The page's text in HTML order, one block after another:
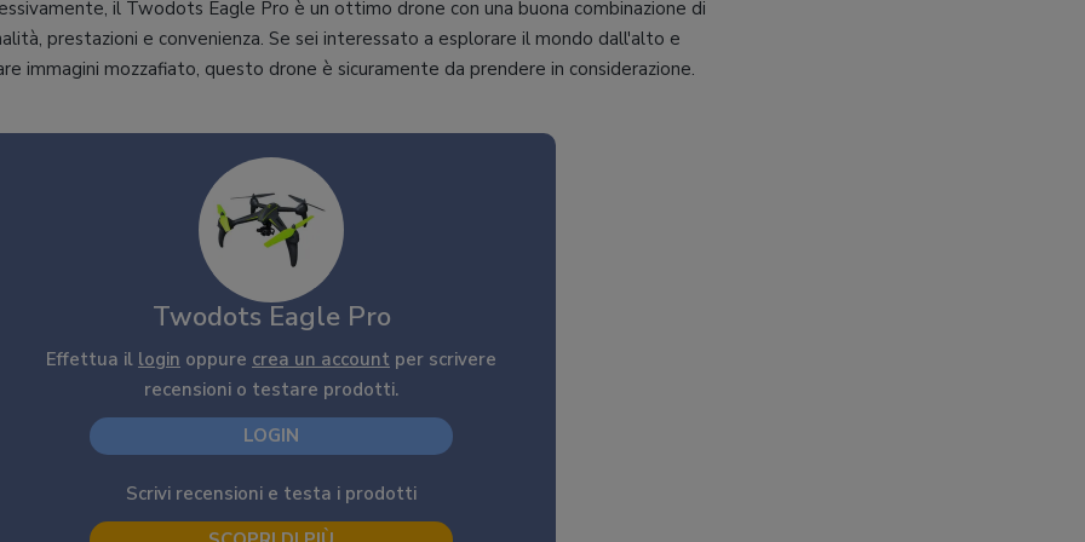
il Twodots Eagle Pro è un ottimo drone con una buona combinazione di
prestazioni e convenienza. Se sei interessato a esplorare il mondo dall'alto e
immagini mozzafiato, questo drone è sicuramente da prendere in considerazione.
Twodots Eagle Pro
Effettua il login oppure crea un account per scrivere
recensioni o testare prodotti.
LOGIN
Scrivi recensioni e testa i prodotti